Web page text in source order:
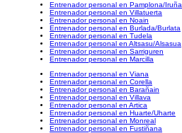
Entrenador personal en Pamplona/Iruña
Entrenador personal en Villatuerta
Entrenador personal en Noain
Entrenador personal en Burlada/Burlata
Entrenador personal en Tudela
Entrenador personal en Altsasu/Alsasua
Entrenador personal en Sarriguren
Entrenador personal en Marcilla
Entrenador personal en Viana
Entrenador personal en Corella
Entrenador personal en Barañain
Entrenador personal en Villava
Entrenador personal en Artica
Entrenador personal en Huarte/Uharte
Entrenador personal en Monreal
Entrenador personal en Fustiñana